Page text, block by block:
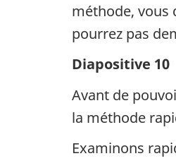
méthode, vous
pourrez pas
Diapositive 10
Avant de
la méthode
Examinons